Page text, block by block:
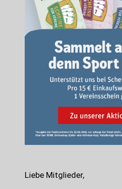
Liebe Mitglieder,